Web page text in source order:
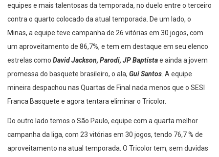
equipes e mais talentosas da temporada, no duelo entre o terceiro
contra o quarto colocado da atual temporada. De um lado, o
Minas, a equipe teve campanha de 26 vitórias em 30 jogos, com
um aproveitamento de 86,7%, e tem em destaque em seu elenco
estrelas como David Jackson, Parodi, JP Baptista e ainda a jovem
promessa do basquete brasileiro, o ala, Gui Santos. A equipe
mineira despachou nas Quartas de Final nada menos que o SESI
Franca Basquete e agora tentara eliminar o Tricolor.
Do outro lado temos o São Paulo, equipe com a quarta melhor
campanha da liga, com 23 vitórias em 30 jogos, tendo 76,7 % de
aproveitamento na atual temporada. O Tricolor tem, sem duvidas